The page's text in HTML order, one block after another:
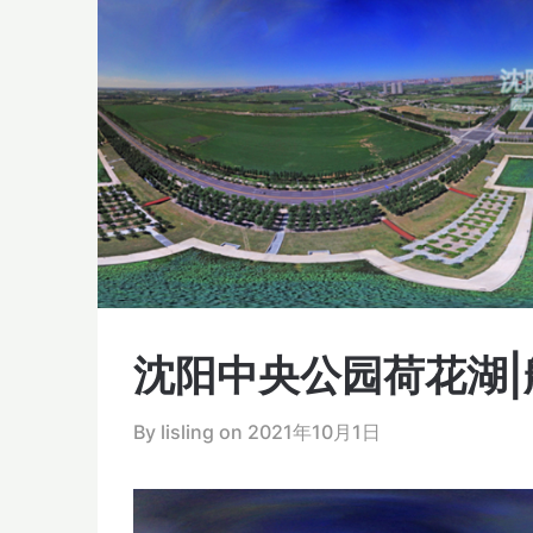
沈阳中央公园荷花湖
By lisling on 2021年10月1日